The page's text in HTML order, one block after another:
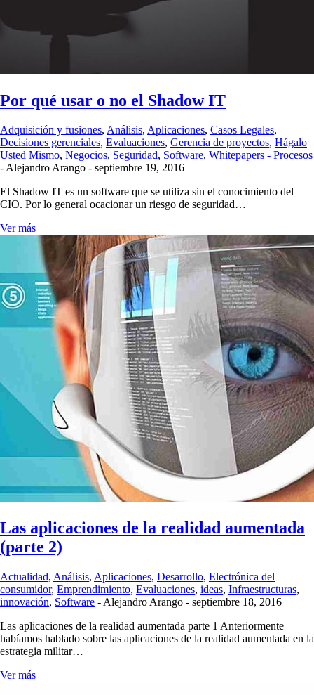
Por qué usar o no el Shadow IT
Adquisición y fusiones, Análisis, Aplicaciones, Casos Legales,
Decisiones gerenciales, Evaluaciones, Gerencia de proyectos, Hágalo
Usted Mismo, Negocios, Seguridad, Software, Whitepapers - Procesos
-Alejandro Arango - septiembre 19, 2016
El Shadow IT es un software que se utiliza sin el conocimiento del
CIO. Por lo general ocacionar un riesgo de seguridad…
Ver más
Las aplicaciones de la realidad aumentada
(parte 2)
Actualidad, Análisis, Aplicaciones, Desarrollo, Electrónica del
consumidor, Emprendimiento, Evaluaciones, ideas, Infraestructuras,
innovación, Software - Alejandro Arango - septiembre 18, 2016
Las aplicaciones de la realidad aumentada parte 1 Anteriormente
habíamos hablado sobre las aplicaciones de la realidad aumentada en la
estrategia militar…
Ver más